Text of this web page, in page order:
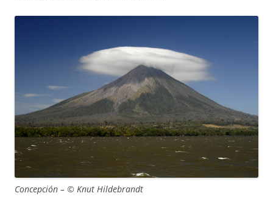
Concepción – © Knut Hildebrandt